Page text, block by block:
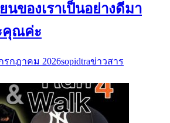
นของเราเป็นอย่างดีมา
คุณค่ะ
รกฎาคม 2026sopidtraข่าวสาร